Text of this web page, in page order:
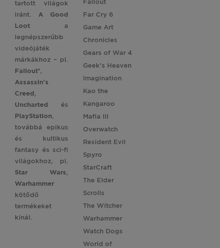
tartott világok
iránt.A Good
Loot a
legnépszerűbb
videójáték
márkákhoz – pl.
Fallout®,
Assassin's
Creed,
Uncharted és
PlayStation,
továbbá epikus
és kultikus
fantasy és sci-fi
világokhoz, pl.
Star
Wars,
Warhammer
kötődő
termékeket
kínál.
Fallout
Far Cry 6
Game Art
Chronicles
Gears of War 4
Geek's Heaven
Imagination
Kao the
Kangaroo
Mafia III
Overwatch
Resident Evil
Spyro
StarCraft
The Elder
Scrolls
The Witcher
Warhammer
Watch Dogs
World of